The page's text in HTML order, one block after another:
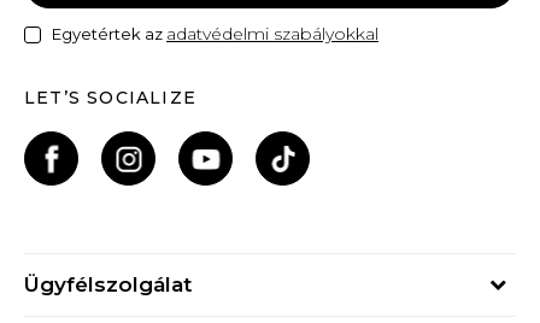
Egyetértek az adatvédelmi szabályokkal
LET’S SOCIALIZE
Ügyfélszolgálat